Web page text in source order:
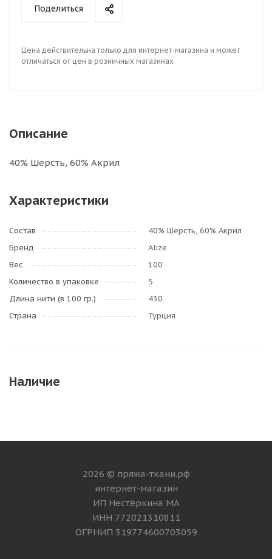
Поделиться
Цена действительна только для интернет-магазина и может
отличаться от цен в розничных магазинах
Описание
40% Шерсть, 60% Акрил
Характеристики
Состав
40% Шерсть, 60% Акрил
Бренд
Alize
Вес
100
Количество в упаковке
5
Длина нити (в 100 гр.)
430
Страна
Турция
Наличие
2026 © пряжа-ткани.рф
интернет-магазин
ИП Нестёркина МА
ИНН 772021310811
ОГРНИП 319774600703059